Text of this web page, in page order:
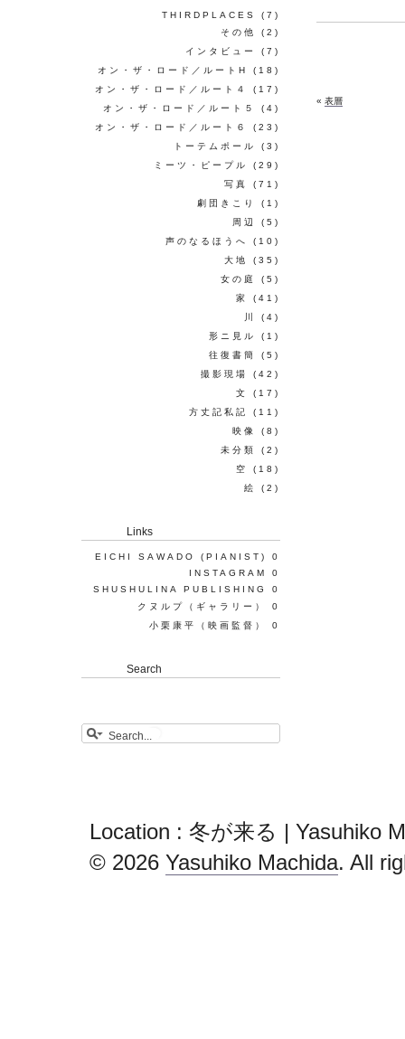
« 表層
THIRDPLACES
(7)
その他
(2)
インタビュー
(7)
オン・ザ・ロード／ルートH
(18)
オン・ザ・ロード／ルート４
(17)
オン・ザ・ロード／ルート５
(4)
オン・ザ・ロード／ルート６
(23)
トーテムポール
(3)
ミーツ・ピープル
(29)
写真
(71)
劇団きこり
(1)
周辺
(5)
声のなるほうへ
(10)
大地
(35)
女の庭
(5)
家
(41)
川
(4)
形ニ見ル
(1)
往復書簡
(5)
撮影現場
(42)
文
(17)
方丈記私記
(11)
映像
(8)
未分類
(2)
空
(18)
絵
(2)
Links
EICHI SAWADO (PIANIST)
0
INSTAGRAM
0
SHUSHULINA PUBLISHING
0
クヌルプ（ギャラリー）
0
小栗康平（映画監督）
0
Search
Location : 冬が来る | Yasuhiko
© 2026 Yasuhiko Machida. All